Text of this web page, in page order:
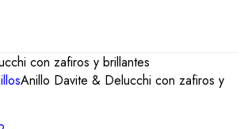
con zafiros y brillantes
Anillo Davite & Delucchi con zafiros y